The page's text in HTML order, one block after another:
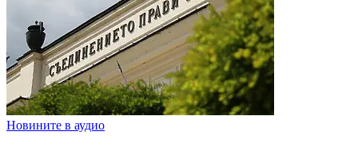
Новините в аудио